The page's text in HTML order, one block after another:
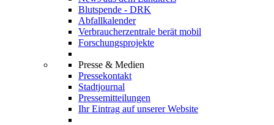
Blutspende - DRK
Abfallkalender
Verbraucherzentrale berät mobil
Forschungsprojekte
Presse & Medien
Pressekontakt
Stadtjournal
Pressemitteilungen
Ihr Eintrag auf unserer Website